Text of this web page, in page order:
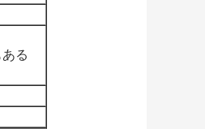
る